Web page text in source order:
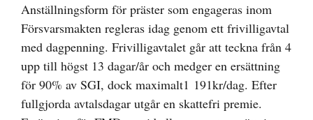
Anställningsform för präster som engageras inom
Försvarsmakten regleras idag genom ett frivilligavtal
med dagpenning. Frivilligavtalet går att teckna från 4
upp till högst 13 dagar/år och medger en ersättning
för 90% av SGI, dock maximalt1 191kr/dag. Efter
fullgjorda avtalsdagar utgår en skattefri premie.